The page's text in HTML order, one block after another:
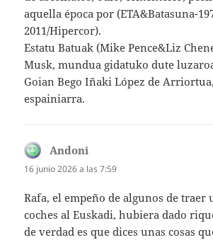
aquella época por (ETA&Batasuna-
2011/Hipercor).
Estatu Batuak (Mike Pence&Liz
Musk, mundua gidatuko dute
Goian Bego Iñaki López de
espainiarra.
Andoni
16 junio 2026 a las 7:59
Rafa, el empeño de algunos de traer
coches al Euskadi, hubiera dado
de verdad es que dices unas cosas